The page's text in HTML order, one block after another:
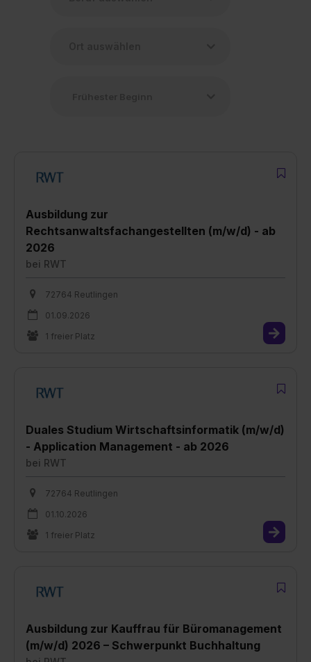
Ausbildung zur
Rechtsanwaltsfachangestellten (m/w/d) - ab
2026
bei RWT
72764 Reutlingen
01.09.2026
1 freier Platz
Duales Studium Wirtschaftsinformatik (m/w/d)
- Application Management - ab 2026
bei RWT
72764 Reutlingen
01.10.2026
1 freier Platz
Ausbildung zur Kauffrau für Büromanagement
(m/w/d) 2026 – Schwerpunkt Buchhaltung